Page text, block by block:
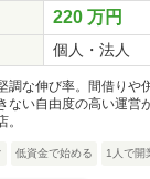
220 万円
個人・法人
調な伸び率。間借りや
ない自由度の高い運営
低資金で始める 1人で開